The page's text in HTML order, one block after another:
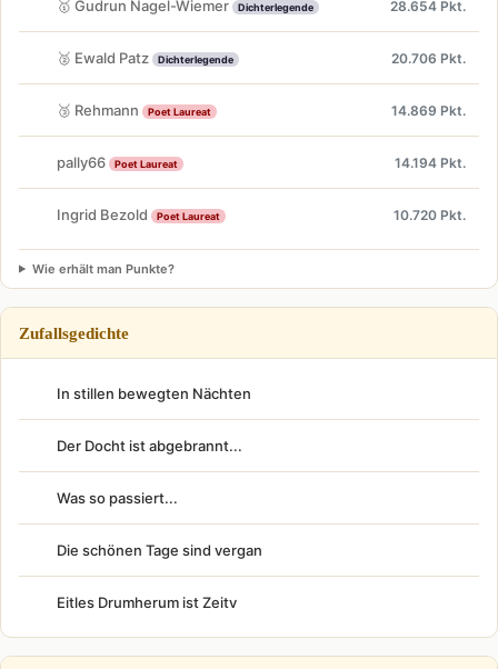
🥇 Gudrun Nagel-Wiemer Dichterlegende 28.654 Pkt.
🥈 Ewald Patz Dichterlegende 20.706 Pkt.
🥉 Rehmann Poet Laureat 14.869 Pkt.
pally66 Poet Laureat 14.194 Pkt.
Ingrid Bezold Poet Laureat 10.720 Pkt.
Wie erhält man Punkte?
Zufallsgedichte
In stillen bewegten Nächten
Der Docht ist abgebrannt...
Was so passiert...
Die schönen Tage sind vergan
Eitles Drumherum ist Zeitv